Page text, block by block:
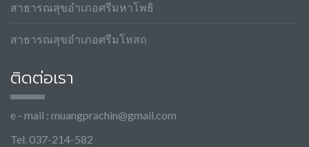
สาธารณสุขอำเภอศรีมหาโพธิ
สาธารณสุขอำเภอศรีมโหสถ
ติดต่อเรา
e - mail : muangprachin@gmail.com
Tel. 037-214-582